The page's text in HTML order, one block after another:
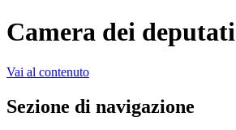
Camera dei deputati
Vai al contenuto
Sezione di navigazione